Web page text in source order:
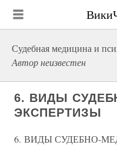
Судебная медицина и
Автор неизвестен
6. ВИДЫ
ЭКСПЕРТИЗЫ
6. ВИДЫ СУДЕБНО-